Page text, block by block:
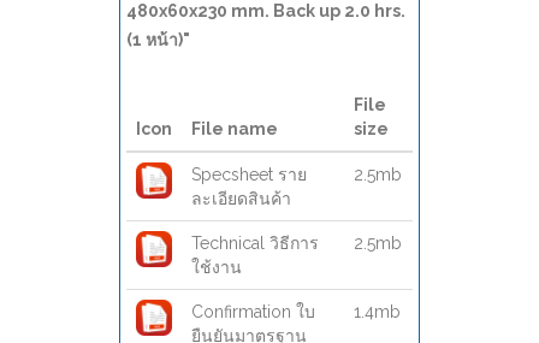
480x60x230 mm. Back up 2.0 hrs.
(1 หน้า)"
Icon File name
File
size
Specsheet ราย
ละเอียดสินค้า
2.5mb
Technical วิธีการ
ใช้งาน
2.5mb
Confirmation ใบ
ยืนยันมาตรฐาน
1.4mb